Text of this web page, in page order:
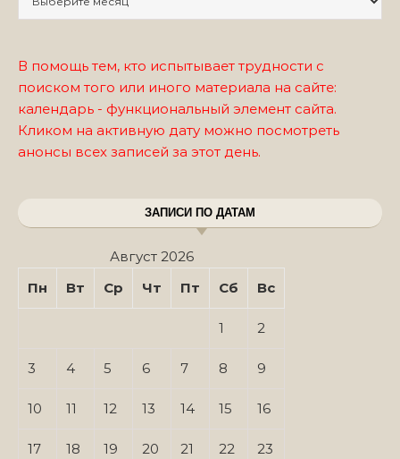
В помощь тем, кто испытывает трудности с
поиском того или иного материала на сайте:
календарь - функциональный элемент сайта.
Кликом на активную дату можно посмотреть
анонсы всех записей за этот день.
ЗАПИСИ ПО ДАТАМ
Август 2026
Пн
Вт Ср Чт Пт Сб Вс
1 2
3 4 5 6 7 8 9
10 11 12 13 14 15 16
17 18 19 20 21 22 23